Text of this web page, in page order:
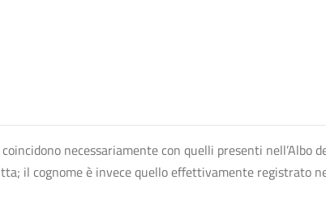
necessariamente con quelli presenti nell’Albo
il cognome è invece quello effettivamente registrato